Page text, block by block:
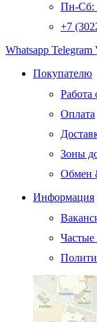
Пн-Сб:
+7
Whatsapp Telegram
Покупателю
Работа
Оплата
Зоны
Обмен
Информация